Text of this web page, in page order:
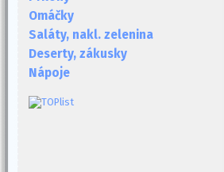
Omáčky
Saláty, nakl. zelenina
Deserty, zákusky
Nápoje